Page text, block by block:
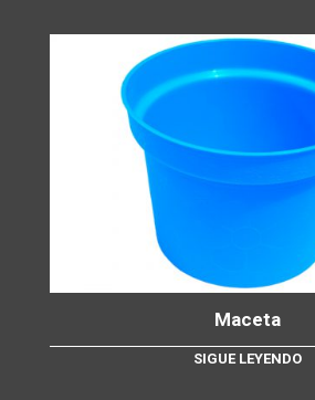
Maceta
SIGUE LEYENDO